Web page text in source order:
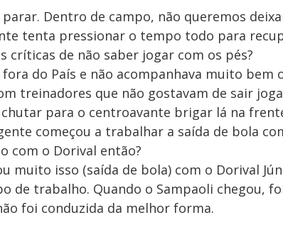
Dentro de campo, não queremos
tenta pressionar o tempo todo para
críticas de não saber jogar com os pés?
fora do País e não acompanhava muito
treinadores que não gostavam de sair
para o centroavante brigar lá na
começou a trabalhar a saída de bola
com o Dorival então?
muito isso (saída de bola) com o Dorival
de trabalho. Quando o Sampaoli chegou,
foi conduzida da melhor forma.